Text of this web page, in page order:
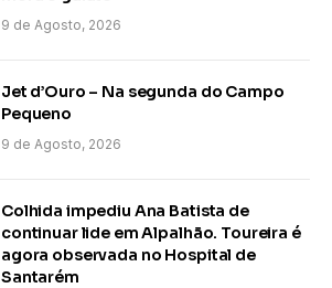
9 de Agosto, 2026
Jet d’Ouro – Na segunda do Campo
Pequeno
9 de Agosto, 2026
Colhida impediu Ana Batista de
continuar lide em Alpalhão. Toureira é
agora observada no Hospital de
Santarém